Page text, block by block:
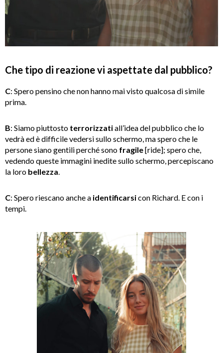
Che tipo di reazione vi aspettate dal pubblico?
C: Spero pensino che non hanno mai visto qualcosa di simile
prima.
B: Siamo piuttosto terrorizzatiall’idea del pubblico che lo
vedrà ed è difficile vedersi sullo schermo, ma spero che le
persone siano gentili perché sono fragile[ride]; spero che,
vedendo queste immagini inedite sullo schermo, percepiscano
la loro bellezza
C: Spero riescano anche a identificarsicon Richard. E con i
tempi.